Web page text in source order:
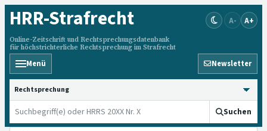
HRR-Strafrecht
Online-Zeitschrift und Rechtsprechungsdatenbank
für höchstrichterliche Rechtsprechung im Strafrecht
A- A+
Menü Newsletter
HRRS durchsuchen
Suchen